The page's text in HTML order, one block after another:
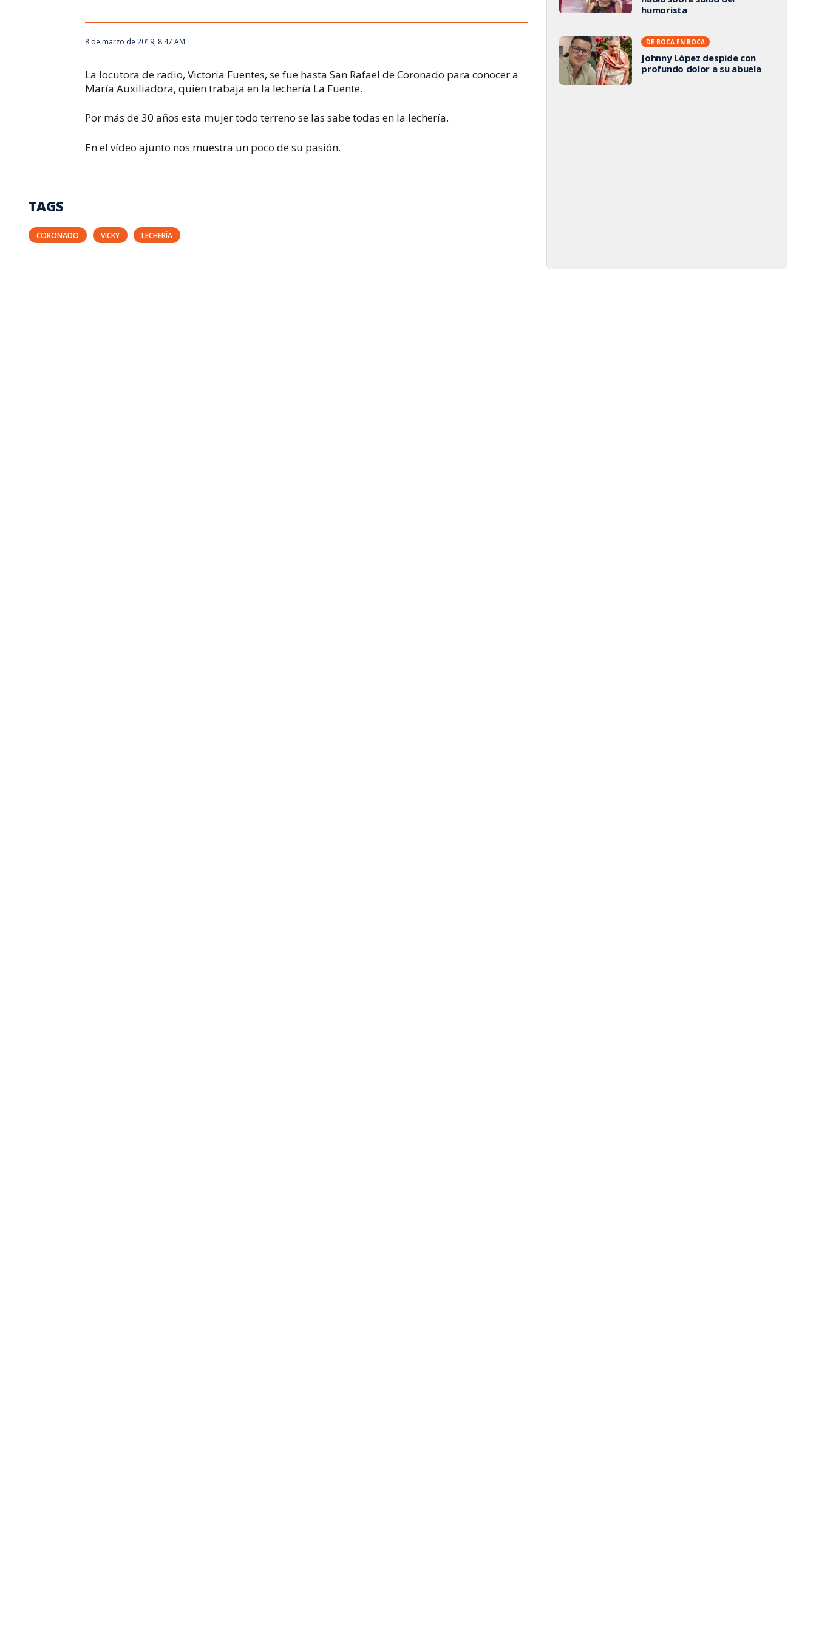
8 de marzo de 2019, 8:47 AM
La locutora de radio, Victoria Fuentes, se fue hasta San Rafael de Coronado para conocer a
María Auxiliadora, quien trabaja en la lechería La Fuente.
Por más de 30 años esta mujer todo terreno se las sabe todas en la lechería.
En el vídeo ajunto nos muestra un poco de su pasión.
TAGS
CORONADO VICKY LECHERÍA
humorista
DE BOCA EN BOCA
Johnny López despide con
profundo dolor a su abuela